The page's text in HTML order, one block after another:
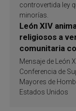
controvertida ley
minorías.
León XIV
religiosos a
comunitaria
de inspiración
santificación
Mensaje de León
Conferencia de
Mayores de
Estados Unidos